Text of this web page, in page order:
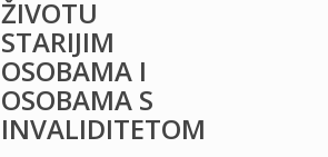
ŽIVOTU
STARIJIM
OSOBAMA I
OSOBAMA S
INVALIDITETOM